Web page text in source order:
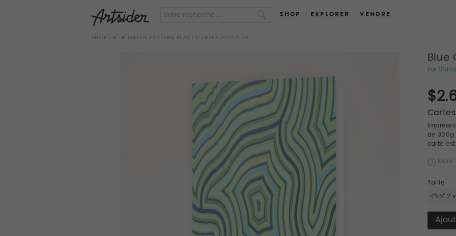
SHOP EXPLORER VENDRE
SHOP › BLUE GREEN PATTERN PLAY › CARTES POSTALES
Blue
Par
de
carte
Taille
4"x6" 2